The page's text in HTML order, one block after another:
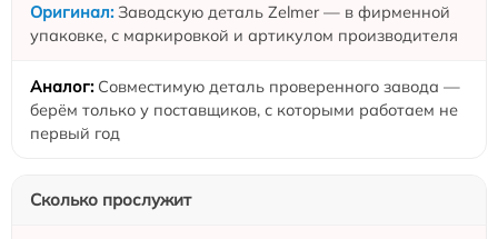
Заводскую деталь Zelmer — в фирменной
упаковке, с маркировкой и артикулом производителя
Совместимую деталь проверенного завода —
берём только у поставщиков, с которыми работаем не
первый год
Сколько прослужит